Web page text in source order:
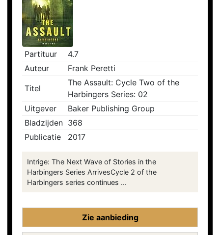
Partituur
4.7
Auteur
Frank Peretti
Titel
The Assault: Cycle Two of the
Harbingers Series: 02
Uitgever
Baker Publishing Group
Bladzijden 368
Publicatie
2017
Intrige: The Next Wave of Stories in the
Harbingers Series ArrivesCycle 2 of the
Harbingers series continues ...
Zie aanbieding